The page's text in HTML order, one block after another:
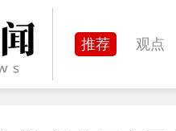
推荐 观点